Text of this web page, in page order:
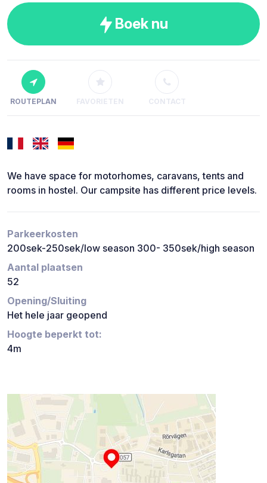
Boek nu
ROUTEPLAN FAVORIETEN CONTACT
We have space for motorhomes, caravans, tents and
rooms in hostel. Our campsite has different price levels.
Parkeerkosten
200sek-250sek/low season 300- 350sek/high season
Aantal plaatsen
52
Opening/Sluiting
Het hele jaar geopend
Hoogte beperkt tot:
4m